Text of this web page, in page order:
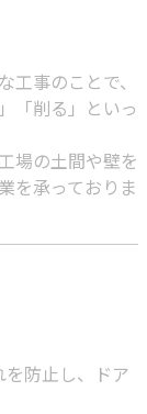
事のことで、
「削る」といっ
場の土間や壁を
を承っておりま
防止し、ドア